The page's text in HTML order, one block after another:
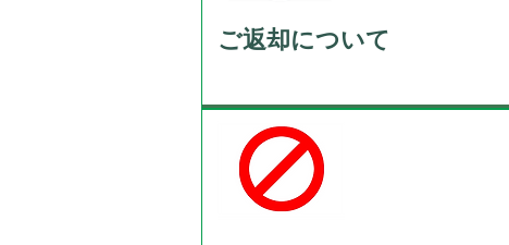
ご返却について